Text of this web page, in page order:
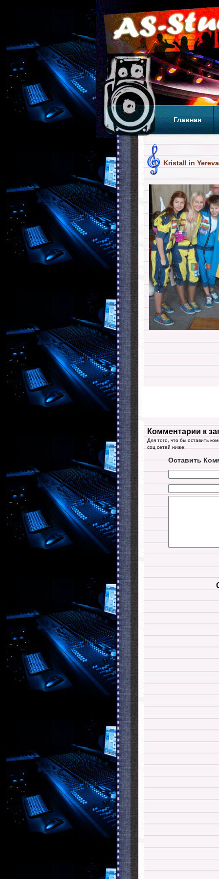
Главная
Kristall in
Комментарии к
Для того, что бы оставить
соц сетей ниже:
Оставить